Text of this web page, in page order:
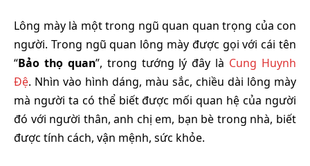
Lông mày là một trong ngũ quan quan trọng của con
người. Trong ngũ quan lông mày được gọi với cái tên
“Bảo thọ quan”, trong tướng lý đây là Cung Huynh
Đệ. Nhìn vào hình dáng, màu sắc, chiều dài lông mày
mà người ta có thể biết được mối quan hệ của người
đó với người thân, anh chị em, bạn bè trong nhà, biết
được tính cách, vận mệnh, sức khỏe.